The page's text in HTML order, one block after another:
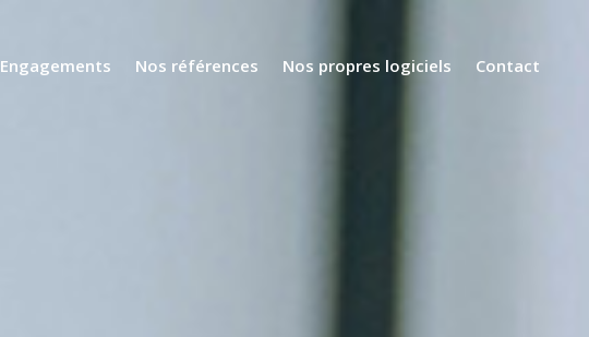
Engagements Nos références Nos propres logiciels Contact